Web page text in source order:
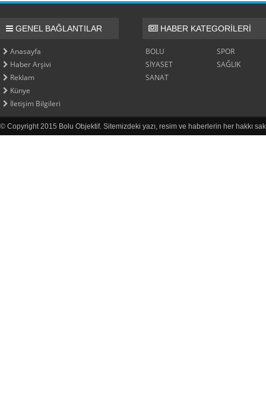
GENEL BAĞLANTILAR
Anasayfa
Haber Arşivi
Reklam
Künye
İletişim Bilgileri
HABER KATEGORİLERİ
BOLU
SPOR
SİYASET
SAĞLIK
SANAT
© Copyright 2015 Bolu Objektif. Sitemizdeki yazı, resim ve haberlerin her hakkı